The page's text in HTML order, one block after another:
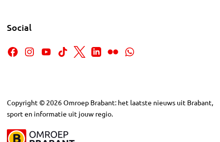
Social
Copyright © 2026Omroep Brabant: het laatste nieuws uit Brabant,
sport en informatie uit jouw regio.